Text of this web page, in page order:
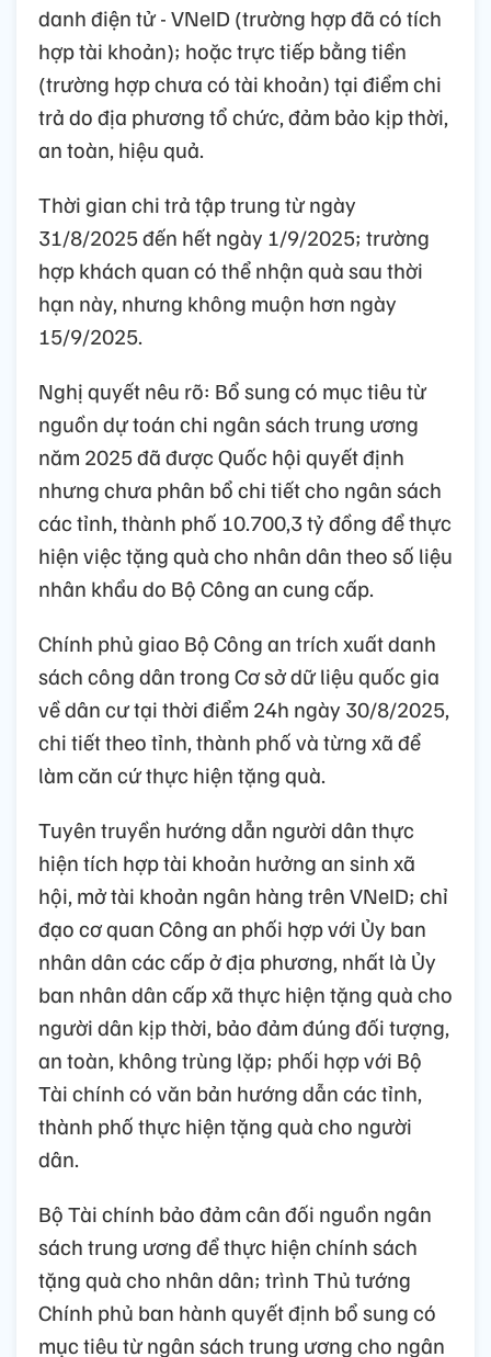
danh điện tử - VNeID (trường hợp đã có tích
hợp tài khoản); hoặc trực tiếp bằng tiền
(trường hợp chưa có tài khoản) tại điểm chi
trả do địa phương tổ chức, đảm bảo kịp thời,
an toàn, hiệu quả.
Thời gian chi trả tập trung từ ngày
31/8/2025 đến hết ngày 1/9/2025; trường
hợp khách quan có thể nhận quà sau thời
hạn này, nhưng không muộn hơn ngày
15/9/2025.
Nghị quyết nêu rõ: Bổ sung có mục tiêu từ
nguồn dự toán chi ngân sách trung ương
năm 2025 đã được Quốc hội quyết định
nhưng chưa phân bổ chi tiết cho ngân sách
các tỉnh, thành phố 10.700,3 tỷ đồng để thực
hiện việc tặng quà cho nhân dân theo số liệu
nhân khẩu do Bộ Công an cung cấp.
Chính phủ giao Bộ Công an trích xuất danh
sách công dân trong Cơ sở dữ liệu quốc gia
về dân cư tại thời điểm 24h ngày 30/8/2025,
chi tiết theo tỉnh, thành phố và từng xã để
làm căn cứ thực hiện tặng quà.
Tuyên truyền hướng dẫn người dân thực
hiện tích hợp tài khoản hưởng an sinh xã
hội, mở tài khoản ngân hàng trên VNeID; chỉ
đạo cơ quan Công an phối hợp với Ủy ban
nhân dân các cấp ở địa phương, nhất là Ủy
ban nhân dân cấp xã thực hiện tặng quà cho
người dân kịp thời, bảo đảm đúng đối tượng,
an toàn, không trùng lặp; phối hợp với Bộ
Tài chính có văn bản hướng dẫn các tỉnh,
thành phố thực hiện tặng quà cho người
dân.
Bộ Tài chính bảo đảm cân đối nguồn ngân
sách trung ương để thực hiện chính sách
tặng quà cho nhân dân; trình Thủ tướng
Chính phủ ban hành quyết định bổ sung có
mục tiêu từ ngân sách trung ương cho ngân